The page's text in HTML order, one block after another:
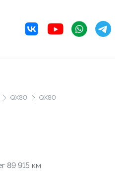
QX80 QX80
89 915 км